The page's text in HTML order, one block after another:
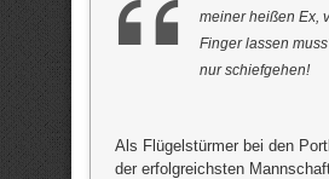
meiner heißen Ex,
Finger lassen
nur schiefgehen!
Als Flügelstürmer bei den
der erfolgreichsten